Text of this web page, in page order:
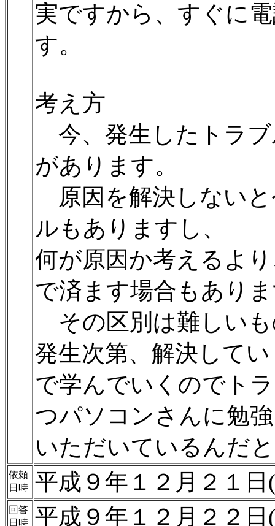
実ですから、すぐに
す。
考え方
今、発生したトラ
があります。
原因を解決しない
ルもありますし、
何が原因か考えるよ
で済ます場合もあり
その区別は難しい
発生次第、解決して
で学んでいくのでト
つパソコンさんに勉
いただいているんだ
依頼
日時
平成９年１２月２１
回答
日時
平成９年１２月２２